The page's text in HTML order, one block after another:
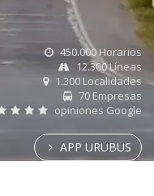
450.000 Horarios
12.300 Líneas
1.300 Localidades
70 Empresas
opiniones Google
APP URUBUS